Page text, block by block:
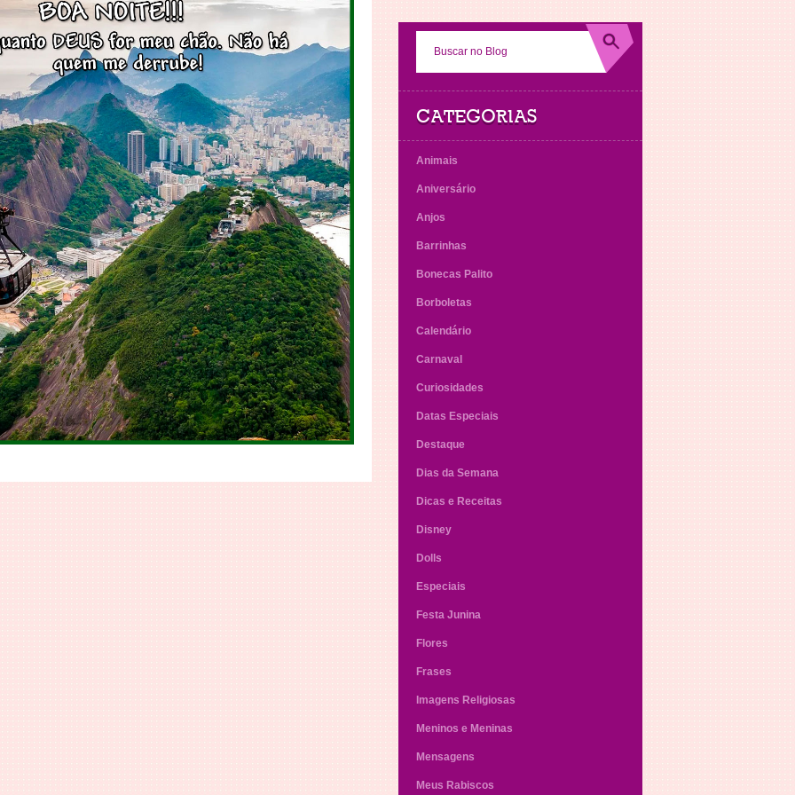
CATEGORIAS
Animais
Aniversário
Anjos
Barrinhas
Bonecas Palito
Borboletas
Calendário
Carnaval
Curiosidades
Datas Especiais
Destaque
Dias da Semana
Dicas e Receitas
Disney
Dolls
Especiais
Festa Junina
Flores
Frases
Imagens Religiosas
Meninos e Meninas
Mensagens
Meus Rabiscos